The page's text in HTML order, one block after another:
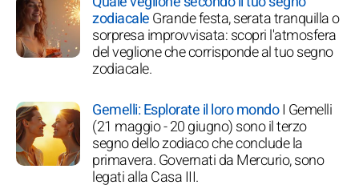
zodiacaleGrande festa, serata tranquilla o
sorpresa improvvisata: scopri l'atmosfera
del veglione che corrisponde al tuo segno
zodiacale.
Gemelli: Esplorate il loro mondoI Gemelli
(21 maggio - 20 giugno) sono il terzo
segno dello zodiaco che conclude la
primavera. Governati da Mercurio, sono
legati alla Casa III.